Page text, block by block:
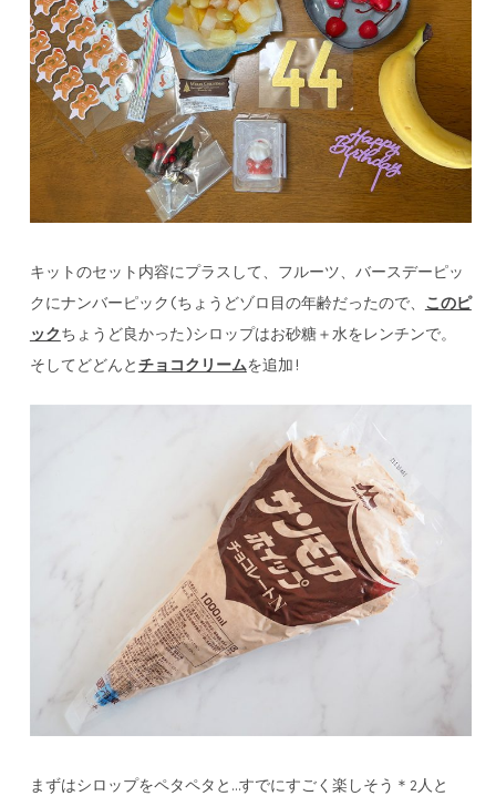
キットのセット内容にプラスして、フルーツ、バースデーピッ
クにナンバーピック(ちょうどゾロ目の年齢だったので、 このピ
ック ちょうど良かった)シロップはお砂糖＋水をレンチンで。
そしてどどんと チョコクリームを追加!
まずはシロップをペタペタと…すでにすごく楽しそう＊2人と